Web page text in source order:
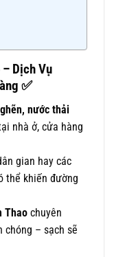
Dịch Vụ
✅
nước thải
nhà ở, cửa hàng
gian hay các
thể khiến đường
Thao chuyên
chóng – sạch sẽ